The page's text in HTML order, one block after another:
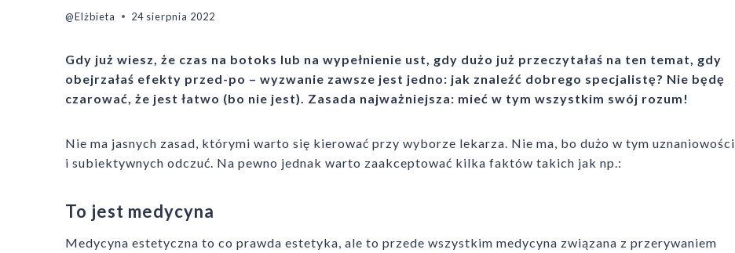
@Elżbieta 24 sierpnia 2022
Gdy już wiesz, że czas na botoks lub na wypełnienie ust, gdy dużo już przeczytałaś na ten temat, gdy
obejrzałaś efekty przed-po – wyzwanie zawsze jest jedno: jak znaleźć dobrego specjalistę? Nie będę
czarować, że jest łatwo (bo nie jest). Zasada najważniejsza: mieć w tym wszystkim swój rozum!
Nie ma jasnych zasad, którymi warto się kierować przy wyborze lekarza. Nie ma, bo dużo w tym uznaniowości
i subiektywnych odczuć. Na pewno jednak warto zaakceptować kilka faktów takich jak np.:
To jest medycyna
Medycyna estetyczna to co prawda estetyka, ale to przede wszystkim medycyna związana z przerywaniem